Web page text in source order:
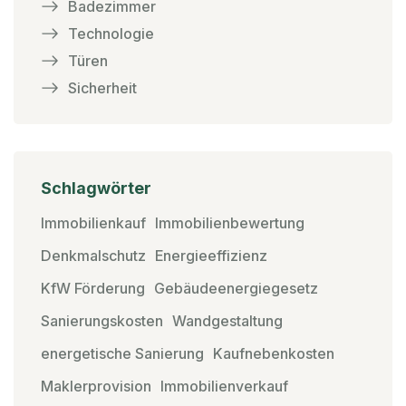
Badezimmer
Technologie
Türen
Sicherheit
Schlagwörter
Immobilienkauf Immobilienbewertung
Denkmalschutz Energieeffizienz
KfW Förderung Gebäudeenergiegesetz
Sanierungskosten Wandgestaltung
energetische Sanierung Kaufnebenkosten
Maklerprovision Immobilienverkauf